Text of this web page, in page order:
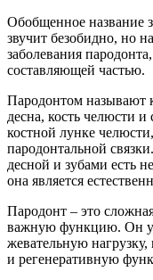
Обобщенное название
звучит безобидно, но
заболевания
составляющей частью.
Пародонтом называют
десна, кость челюсти и
костной лунке
пародонтальной
десной и зубами есть
она является
Пародонт – это
важную функцию. Он
жевательную
и регенеративную